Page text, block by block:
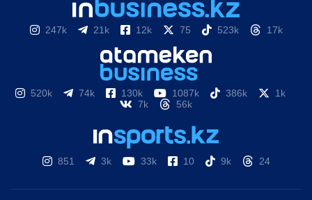
247k 21k 12k 75 523k 17k
520k 74k 130k 1087k 386k
1k
7k
56k
851 3k 33k 10 9k 24